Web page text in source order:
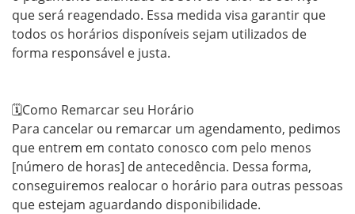
que será reagendado. Essa medida visa garantir que
todos os horários disponíveis sejam utilizados de
forma responsável e justa.
🗓Como Remarcar seu Horário
Para cancelar ou remarcar um agendamento, pedimos
que entrem em contato conosco com pelo menos
[número de horas] de antecedência. Dessa forma,
conseguiremos realocar o horário para outras pessoas
que estejam aguardando disponibilidade.